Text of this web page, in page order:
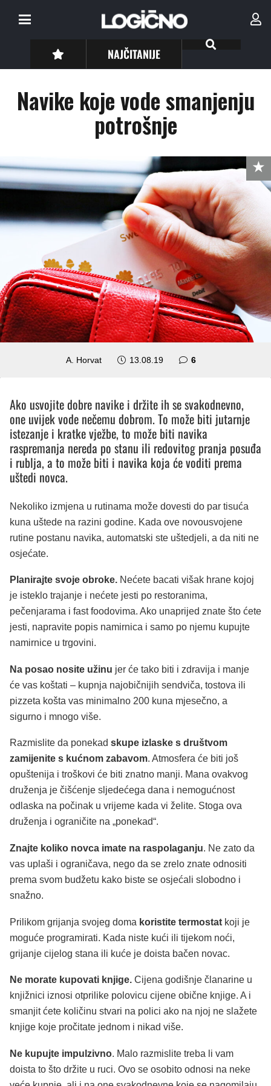
NAJČITANIJE
Navike koje vode smanjenju
potrošnje
A. Horvat 13.08.19 6komentara
Ako usvojite dobre navike i držite ih se svakodnevno,
one uvijek vode nečemu dobrom. To može biti jutarnje
istezanje i kratke vježbe, to može biti navika
raspremanja nereda po stanu ili redovitog pranja posuđa
i rublja, a to može biti i navika koja će voditi prema
uštedi novca.
Nekoliko izmjena u rutinama može dovesti do par tisuća
kuna uštede na razini godine. Kada ove novousvojene
rutine postanu navika, automatski ste uštedjeli, a da niti ne
osjećate.
Planirajte svoje obroke. Nećete bacati višak hrane kojoj
je isteklo trajanje i nećete jesti po restoranima,
pečenjarama i fast foodovima. Ako unaprijed znate što ćete
jesti, napravite popis namirnica i samo po njemu kupujte
namirnice u trgovini.
Na posao nosite užinu jer će tako biti i zdravija i manje
će vas koštati – kupnja najobičnijih sendviča, tostova ili
pizzeta košta vas minimalno 200 kuna mjesečno, a
sigurno i mnogo više.
Razmislite da ponekad skupe izlaske s društvom
zamijenite s kućnom zabavom. Atmosfera će biti još
opuštenija i troškovi će biti znatno manji. Mana ovakvog
druženja je čišćenje sljedećega dana i nemogućnost
odlaska na počinak u vrijeme kada vi želite. Stoga ova
druženja i ograničite na „ponekad“.
Znajte koliko novca imate na raspolaganju. Ne zato da
vas uplaši i ograničava, nego da se zrelo znate odnositi
prema svom budžetu kako biste se osjećali slobodno i
snažno.
Prilikom grijanja svojeg doma koristite termostat koji je
moguće programirati. Kada niste kući ili tijekom noći,
grijanje cijelog stana ili kuće je doista bačen novac.
Ne morate kupovati knjige. Cijena godišnje članarine u
knjižnici iznosi otprilike polovicu cijene obične knjige. A i
smanjit ćete količinu stvari na polici ako na njoj ne slažete
knjige koje pročitate jednom i nikad više.
Ne kupujte impulzivno. Malo razmislite treba li vam
doista to što držite u ruci. Ovo se osobito odnosi na neke